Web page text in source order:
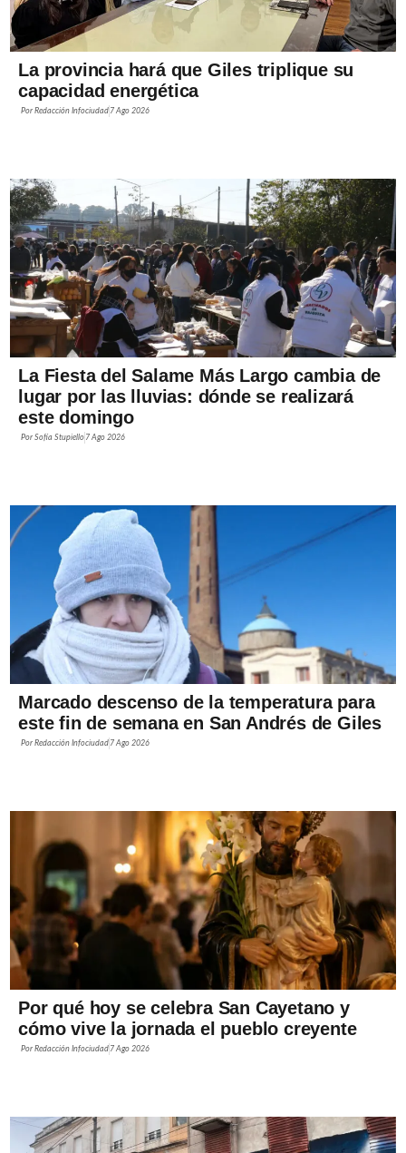
La provincia hará que Giles triplique su
capacidad energética
PorRedacción Infociudad 7 Ago 2026
La Fiesta del Salame Más Largo cambia de
lugar por las lluvias: dónde se realizará
este domingo
PorSofía Stupiello 7 Ago 2026
Marcado descenso de la temperatura para
este fin de semana en San Andrés de Giles
PorRedacción Infociudad 7 Ago 2026
Por qué hoy se celebra San Cayetano y
cómo vive la jornada el pueblo creyente
PorRedacción Infociudad 7 Ago 2026